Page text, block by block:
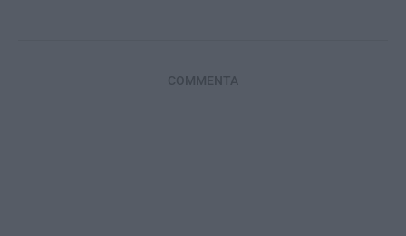
COMMENTA